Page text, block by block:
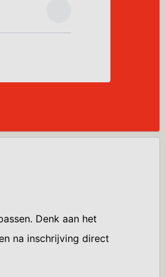
Denk aan het
na inschrijving direct